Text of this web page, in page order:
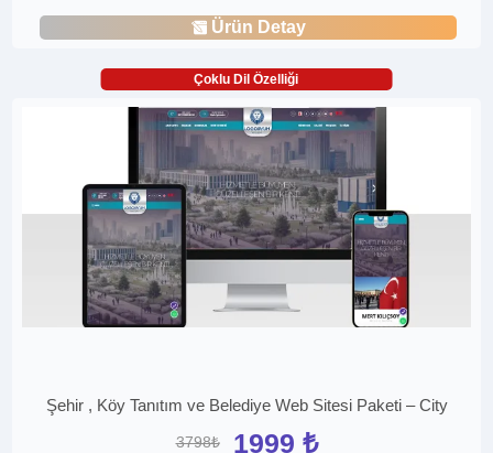
Ürün Detay
Çoklu Dil Özelliği
Şehir , Köy Tanıtım ve Belediye Web Sitesi Paketi – City
3798₺ 1999 ₺